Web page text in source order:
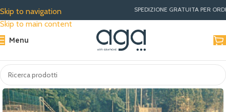
Skip to navigation
Skip to main content
SPEDIZIONE GRATUITA PER ORDINI
Menu